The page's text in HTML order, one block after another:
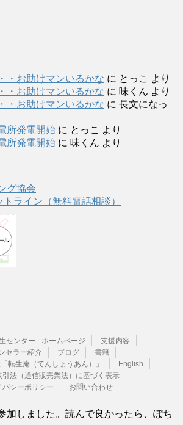
・お助けマンいるかな に とっこ より
・お助けマンいるかな に 味くん より
・お助けマンいるかな に 長文になっ
所発電開始 に とっこ より
所発電開始 に 味くん より
グ協会
ライン（無料電話相談）
センター - ホームページ
支援内容
セラー紹介
ブログ
書籍
転生庵（てんしょうあん）」
English
引法（通信販売業法）に基づく表示
バシーポリシー
お問い合わせ
加しました。読んで良かったら、ぽち